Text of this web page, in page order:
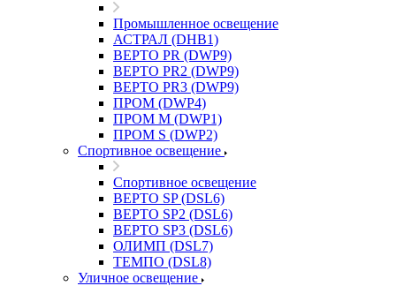
Промышленное освещение
АСТРАЛ (DHB1)
ВЕРТО PR (DWP9)
ВЕРТО PR2 (DWP9)
ВЕРТО PR3 (DWP9)
ПРОМ (DWP4)
ПРОМ M (DWP1)
ПРОМ S (DWP2)
Спортивное освещение
Спортивное освещение
ВЕРТО SP (DSL6)
ВЕРТО SP2 (DSL6)
ВЕРТО SP3 (DSL6)
ОЛИМП (DSL7)
ТЕМПО (DSL8)
Уличное освещение